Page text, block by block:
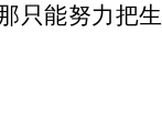
只能努力把生